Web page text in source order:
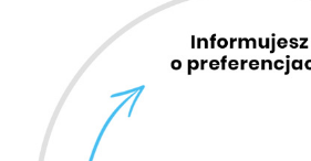
22. Ser Mozzarella light 90 g
23. Serek homogenizowany 120 g
24. Chleb żytni razowy 330 g
25. Bułka grahamka 180 g